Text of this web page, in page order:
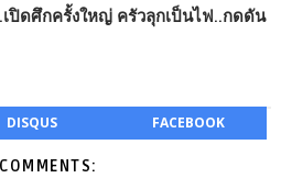
ปิดศึกครั้งใหญ่ ครัวลุกเป็นไฟ..กดดัน
DISQUS FACEBOOK